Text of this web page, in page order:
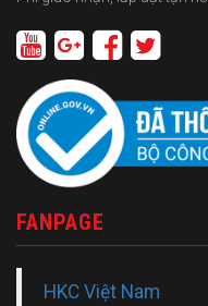
FANPAGE
HKC Việt Nam